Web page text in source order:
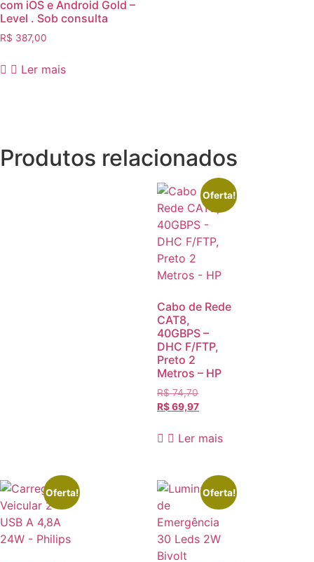
com iOS e Android Gold –
Level . Sob consulta
R$ 387,00
Ler mais
Produtos relacionados
Oferta!
Cabo de Rede
CAT8,
40GBPS –
DHC F/FTP,
Preto 2
Metros – HP
R$74,70
R$69,97
Ler mais
Oferta! Oferta!